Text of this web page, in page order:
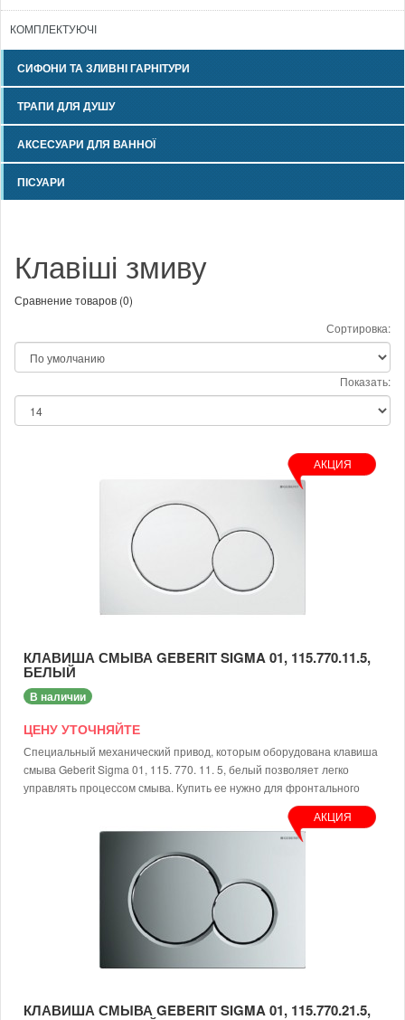
КОМПЛЕКТУЮЧІ
СИФОНИ ТА ЗЛИВНІ ГАРНІТУРИ
ТРАПИ ДЛЯ ДУШУ
АКСЕСУАРИ ДЛЯ ВАННОЇ
ПІСУАРИ
Клавіші змиву
Сравнение товаров (0)
Сортировка:
Показать:
АКЦИЯ
КЛАВИША СМЫВА GEBERIT SIGMA 01, 115.770.11.5,
БЕЛЫЙ
В наличии
ЦЕНУ УТОЧНЯЙТЕ
Специальный механический привод, которым оборудована клавиша
смыва Geberit Sigma 01, 115. 770. 11. 5, белый позволяет легко
управлять процессом смыва. Купить ее нужно для фронтального
монтажа на бачки скрытой системы установки. Кроме цены изделие
долговечность и высокая надежность;
качественное исполнение;
материал изготовления – высокопрочный пластик;
клавиша смыва Geberit Sigma 01, 115. 770. 11. 5, белый не
боится солнечных лучей;
отличается современным дизайном.
Предлагаем купить клавишу с доставкой. Цена доступна каждому
АКЦИЯ
КЛАВИША СМЫВА GEBERIT SIGMA 01, 115.770.21.5,